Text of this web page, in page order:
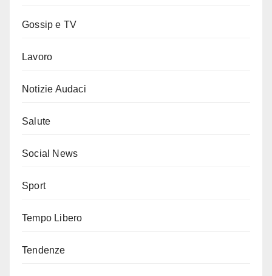
Gossip e TV
Lavoro
Notizie Audaci
Salute
Social News
Sport
Tempo Libero
Tendenze